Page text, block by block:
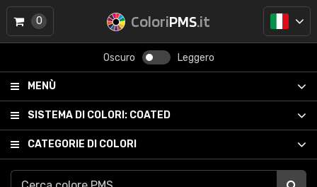
ColoriPMS.it
Oscuro Leggero
MENÙ
SISTEMA DI COLORI: COATED
CATEGORIE DI COLORI
0